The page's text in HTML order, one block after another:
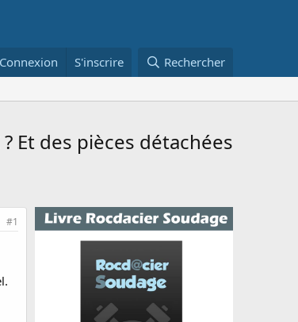
Connexion S'inscrire Rechercher
Et des pièces détachées
#1